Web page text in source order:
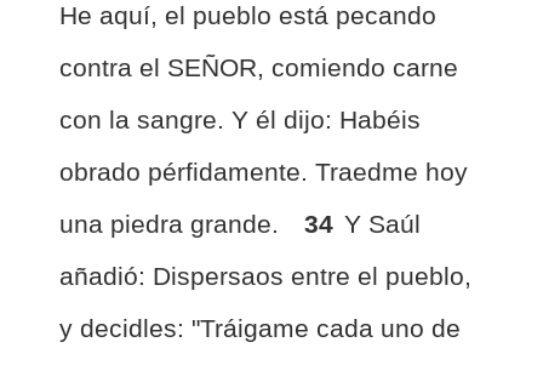
He aquí, el pueblo está pecando
contra el SEÑOR, comiendo carne
con la sangre. Y él dijo: Habéis
obrado pérfidamente. Traedme hoy
una piedra grande.
34 Y Saúl
añadió: Dispersaos entre el pueblo,
y decidles: "Tráigame cada uno de